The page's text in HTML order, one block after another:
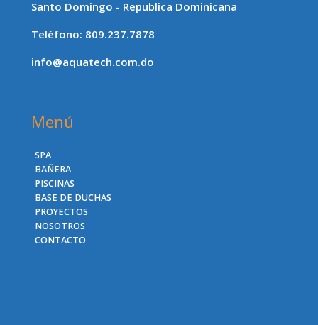
Santo Domingo - Republica Dominicana
Teléfono: 809.237.7878
info@aquatech.com.do
Menú
SPA
BAÑERA
PISCINAS
BASE DE DUCHAS
PROYECTOS
NOSOTROS
CONTACTO